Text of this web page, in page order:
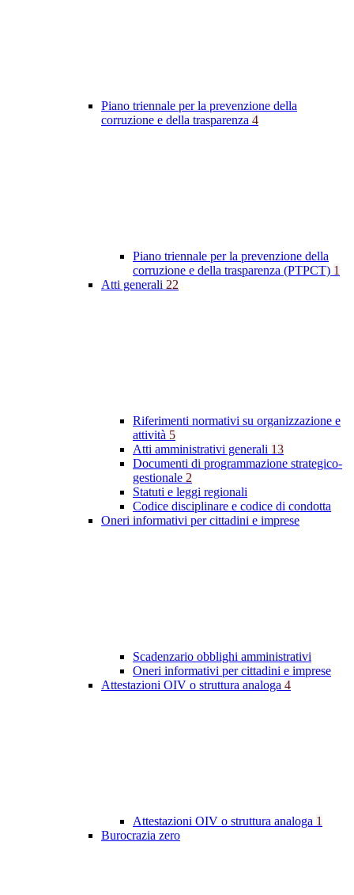
Piano triennale per la prevenzione della
corruzione e della trasparenza 4
Piano triennale per la prevenzione della
corruzione e della trasparenza (PTPCT) 1
Atti generali 22
Riferimenti normativi su organizzazione e
attività 5
Atti amministrativi generali 13
Documenti di programmazione strategico-
gestionale 2
Statuti e leggi regionali
Codice disciplinare e codice di condotta
Oneri informativi per cittadini e imprese
Scadenzario obblighi amministrativi
Oneri informativi per cittadini e imprese
Attestazioni OIV o struttura analoga 4
Attestazioni OIV o struttura analoga 1
Burocrazia zero